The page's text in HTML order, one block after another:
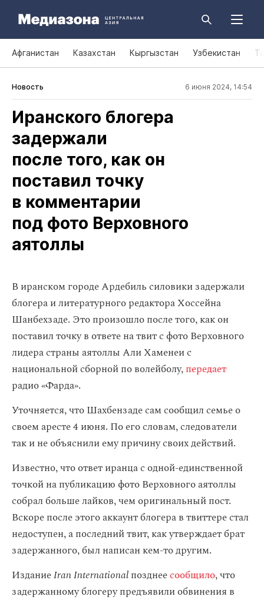
Афганистан Казахстан Кыргызстан Узбекистан
Новость 6 июня 2024, 14:54
Иранского блогера
задержали
после того, как он
поставил точку
в комментарии
под фото Верховного
аятоллы
В иранском городе Ардебиль силовики задержали
блогера и литературного редактора Хоссейна
Шанбехзаде. Это произошло после того, как он
поставил точку в ответе на твит с фото Верховного
лидера страны аятоллы Али Хаменеи с
национальной сборной по волейболу,передает
радио «Фарда».
Уточняется, что Шахбензаде сам сообщил семье о
своем аресте 4 июня. По его словам, следователи
так и не объяснили ему причину своих действий.
Известно, что ответ иранца с одной-единственной
точкой на публикацию фото Верховного аятоллы
собрал больше лайков, чем оригинальный пост.
Вскоре после этого аккаунт блогера в твиттере стал
недоступен, а последний твит, как утверждает брат
задержанного, был написан кем-то другим.
ИзданиеIran Internationalпозднеесообщило, что
задержанному блогеру предъявили обвинения в